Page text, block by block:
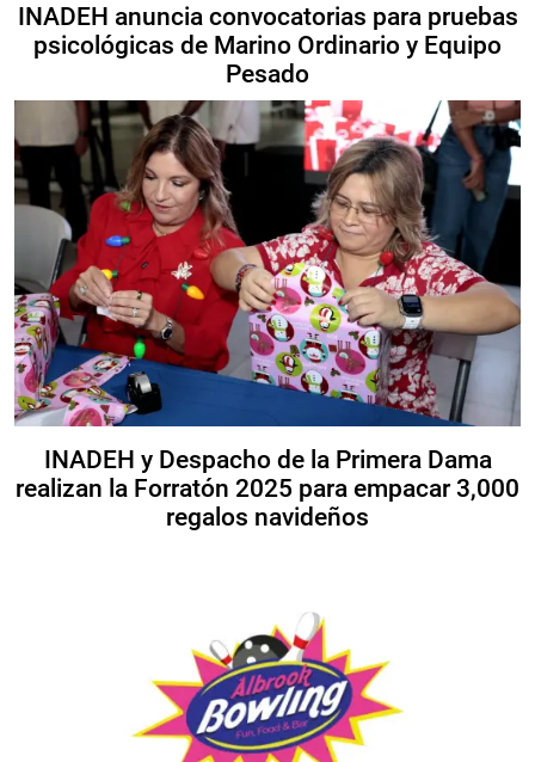
INADEH anuncia convocatorias para pruebas
psicológicas de Marino Ordinario y Equipo
Pesado
INADEH y Despacho de la Primera Dama
realizan la Forratón 2025 para empacar 3,000
regalos navideños